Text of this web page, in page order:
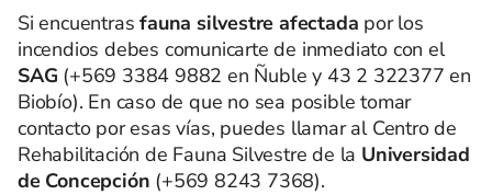
Si encuentrasfauna silvestre afectada por los
incendios debes comunicarte de inmediato con el
SAG (+569 3384 9882 en Ñuble y 43 2 322377 en
Biobío). En caso de que no sea posible tomar
contacto por esas vías, puedes llamar al Centro de
Rehabilitación de Fauna Silvestre de la Universidad
de Concepción (+569 8243 7368).